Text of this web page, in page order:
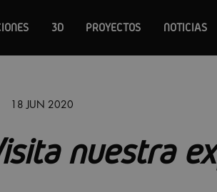
3D PROYECTOS NOTICIAS
18 JUN 2020
nuestra